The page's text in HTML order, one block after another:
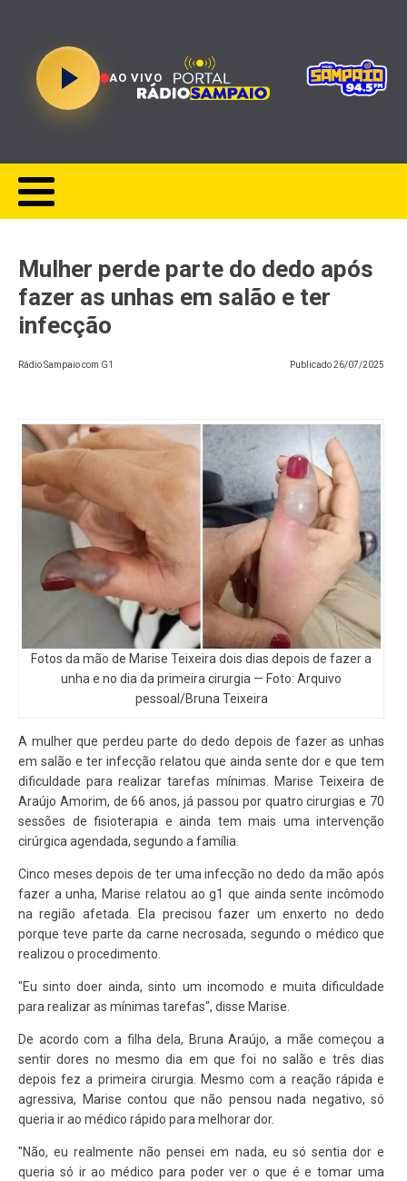
AO VIVO
Mulher perde parte do dedo após
fazer as unhas em salão e ter
infecção
Rádio Sampaio com G1 Publicado26/07/2025
Fotos da mão de Marise Teixeira dois dias depois de fazer a
unha e no dia da primeira cirurgia — Foto: Arquivo
pessoal/Bruna Teixeira
A mulher que perdeu parte do dedo depois de fazer as unhas
em salão e ter infecção relatou que ainda sente dor e que tem
dificuldade para realizar tarefas mínimas. Marise Teixeira de
Araújo Amorim, de 66 anos, já passou por quatro cirurgias e 70
sessões de fisioterapia e ainda tem mais uma intervenção
cirúrgica agendada, segundo a família.
Cinco meses depois de ter uma infecção no dedo da mão após
fazer a unha, Marise relatou ao g1 que ainda sente incômodo
na região afetada. Ela precisou fazer um enxerto no dedo
porque teve parte da carne necrosada, segundo o médico que
realizou o procedimento.
"Eu sinto doer ainda, sinto um incomodo e muita dificuldade
para realizar as mínimas tarefas", disse Marise.
De acordo com a filha dela, Bruna Araújo, a mãe começou a
sentir dores no mesmo dia em que foi no salão e três dias
depois fez a primeira cirurgia. Mesmo com a reação rápida e
agressiva, Marise contou que não pensou nada negativo, só
queria ir ao médico rápido para melhorar dor.
"Não, eu realmente não pensei em nada, eu só sentia dor e
queria só ir ao médico para poder ver o que é e tomar uma